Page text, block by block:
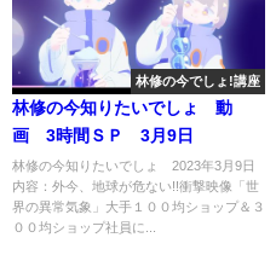
林修の今でしょ!講座
林修の今知りたいでしょ 動
画 3時間ＳＰ 3月9日
林修の今知りたいでしょ 2023年3月9日
内容：外今、地球が危ない!!衝撃映像「世
界の異常気象」大手１００均ショップ＆３
００均ショップ社員に...